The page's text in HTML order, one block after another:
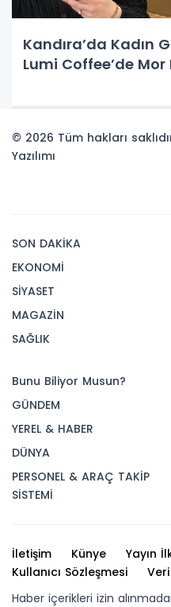
Kandıra’da Kadın
Lumi Coffee’de Mor
© 2026 Tüm hakları
Yazılımı
SON DAKİKA
EKONOMİ
SİYASET
MAGAZİN
SAĞLIK
Bunu Biliyor Musun?
GÜNDEM
YEREL & HABER
DÜNYA
PERSONEL & ARAÇ TAKİP
SİSTEMİ
İletişim Künye Yayın
Kullanıcı Sözleşmesi
Haber içerikleri izin